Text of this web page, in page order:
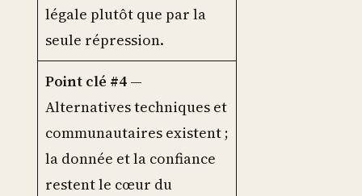
légale plutôt que par la
seule répression.
Point clé #4 —
Alternatives techniques et
communautaires existent ;
la donnée et la confiance
restent le cœur du